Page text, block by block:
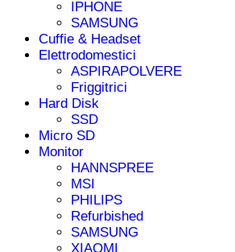
IPHONE
SAMSUNG
Cuffie & Headset
Elettrodomestici
ASPIRAPOLVERE
Friggitrici
Hard Disk
SSD
Micro SD
Monitor
HANNSPREE
MSI
PHILIPS
Refurbished
SAMSUNG
XIAOMI